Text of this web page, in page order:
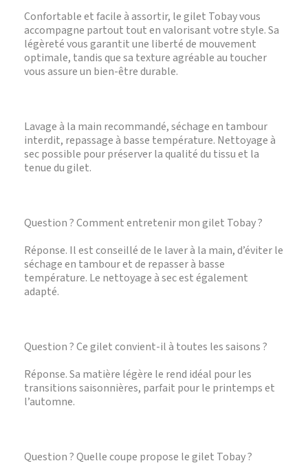
Confortable et facile à assortir, le gilet Tobay vous
accompagne partout tout en valorisant votre style. Sa
légèreté vous garantit une liberté de mouvement
optimale, tandis que sa texture agréable au toucher
vous assure un bien-être durable.
Lavage à la main recommandé, séchage en tambour
interdit, repassage à basse température. Nettoyage à
sec possible pour préserver la qualité du tissu et la
tenue du gilet.
Question ? Comment entretenir mon gilet Tobay ?
Réponse. Il est conseillé de le laver à la main, d’éviter le
séchage en tambour et de repasser à basse
température. Le nettoyage à sec est également
adapté.
Question ? Ce gilet convient-il à toutes les saisons ?
Réponse. Sa matière légère le rend idéal pour les
transitions saisonnières, parfait pour le printemps et
l’automne.
Question ? Quelle coupe propose le gilet Tobay ?